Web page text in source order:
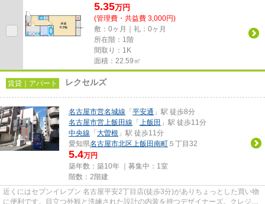
5.35万円
(管理費・共益費 3,000円)
敷：0ヶ月｜礼：0ヶ月
所在階：1階
間取り：1K
面積：22.59㎡
賃貸｜アパート レクセルズ
名古屋市営名城線 「 平安通 」駅 徒歩8分
名古屋市営上飯田線 「 上飯田 」駅 徒歩11分
中央線 「 大曽根 」駅 徒歩11分
愛知県名古屋市北区上飯田南町 ５丁目32
5.4万円
築年数：築10年 ｜募集中： 1室
階数：2階建
近くにはセブンイレブン 名古屋平安2丁目店(徒歩3分)がありちょっとした買い物
に便利です。目立つ外観と洗練された設計の内装を持つデザイナーズ。クレジッ